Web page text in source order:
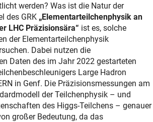
werden? Was ist die Natur der
des GRK „Elementarteilchenphysik an
LHC Präzisionsära“ ist es, solche
der Elementarteilchenphysik
Dabei nutzen die
Daten des im Jahr 2022 gestarteten
Large Hadron
in Genf. Die Präzisionsmessungen am
der Teilchenphysik – und
des Higgs-Teilchens – genauer
großer Bedeutung, da das